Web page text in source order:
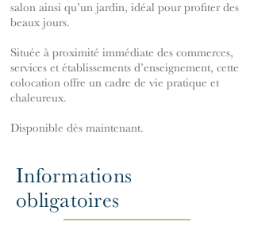
salon ainsi qu’un jardin, idéal pour profiter des
beaux jours.
Située à proximité immédiate des commerces,
services et établissements d’enseignement, cette
colocation offre un cadre de vie pratique et
chaleureux.
Disponible dès maintenant.
Informations
obligatoires